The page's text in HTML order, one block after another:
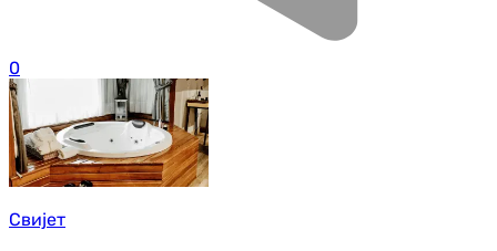
0
Свијет